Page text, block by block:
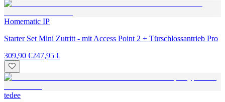
Homematic IP
Starter Set Mini Zutritt - mit Access Point 2 + Türschlossantrieb Pro
309,90 €247,95 €
tedee